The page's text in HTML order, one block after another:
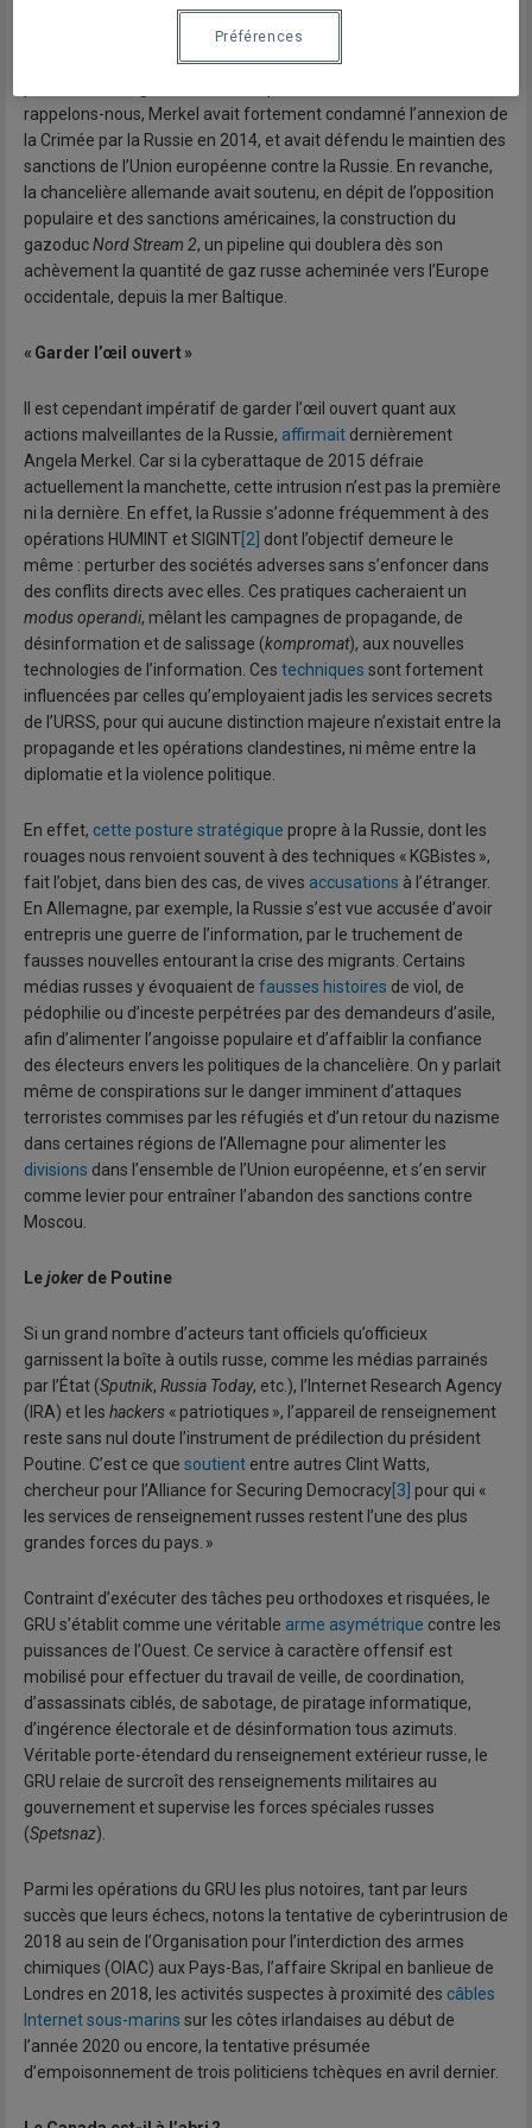
Entre souplesse et fermeté à l’égard de la Russie, la chancelière
allemande s’est pourtant montrée pragmatique quant à la
poursuite de ses relations avec Moscou, jugeant qu’il était
rappelons-nous, Merkel avait fortement condamné l’annexion de
la Crimée par la Russie en 2014, et avait défendu le maintien des
sanctions de l’Union européenne contre la Russie. En revanche,
la chancelière allemande avait soutenu, en dépit de l’opposition
populaire et des sanctions américaines, la construction du
gazoducNord Stream 2, un pipeline qui doublera dès son
achèvement la quantité de gaz russe acheminée vers l’Europe
occidentale, depuis la mer Baltique.
« Garder l’œil ouvert »
Il est cependant impératif de garder l’œil ouvert quant aux
actions malveillantes de la Russie, affirmait dernièrement
Angela Merkel. Car si la cyberattaque de 2015 défraie
actuellement la manchette, cette intrusion n’est pas la première
ni la dernière. En effet, la Russie s’adonne fréquemment à des
opérations HUMINT et SIGINT [2] dont l’objectif demeure le
même : perturber des sociétés adverses sans s’enfoncer dans
des conflits directs avec elles. Ces pratiques cacheraient un
modus operandi, mêlant les campagnes de propagande, de
désinformation et de salissage (kompromat), aux nouvelles
technologies de l’information. Ces techniques sont fortement
influencées par celles qu’employaient jadis les services secrets
de l’URSS, pour qui aucune distinction majeure n’existait entre la
propagande et les opérations clandestines, ni même entre la
diplomatie et la violence politique.
En effet, cette posture stratégique propre à la Russie, dont les
rouages nous renvoient souvent à des techniques « KGBistes »,
fait l’objet, dans bien des cas, de vives accusations à l’étranger.
En Allemagne, par exemple, la Russie s’est vue accusée d’avoir
entrepris une guerre de l’information, par le truchement de
fausses nouvelles entourant la crise des migrants. Certains
médias russes y évoquaient de fausses histoires de viol, de
pédophilie ou d’inceste perpétrées par des demandeurs d’asile,
afin d’alimenter l’angoisse populaire et d’affaiblir la confiance
des électeurs envers les politiques de la chancelière. On y parlait
même de conspirations sur le danger imminent d’attaques
terroristes commises par les réfugiés et d’un retour du nazisme
dans certaines régions de l’Allemagne pour alimenter les
divisions dans l’ensemble de l’Union européenne, et s’en servir
comme levier pour entraîner l’abandon des sanctions contre
Moscou.
Lejokerde Poutine
Si un grand nombre d’acteurs tant officiels qu’officieux
garnissent la boîte à outils russe, comme les médias parrainés
par l’État (Sputnik, Russia Today, etc.), l’Internet Research Agency
(IRA) et les hackers « patriotiques », l’appareil de renseignement
reste sans nul doute l’instrument de prédilection du président
Poutine. C’est ce que soutient entre autres Clint Watts,
chercheur pour l’Alliance for Securing Democracy [3] pour qui «
les services de renseignement russes restent l’une des plus
grandes forces du pays. »
Contraint d’exécuter des tâches peu orthodoxes et risquées, le
GRU s’établit comme une véritable arme asymétrique contre les
puissances de l’Ouest. Ce service à caractère offensif est
mobilisé pour effectuer du travail de veille, de coordination,
d’assassinats ciblés, de sabotage, de piratage informatique,
d’ingérence électorale et de désinformation tous azimuts.
Véritable porte-étendard du renseignement extérieur russe, le
GRU relaie de surcroît des renseignements militaires au
gouvernement et supervise les forces spéciales russes
(Spetsnaz).
Parmi les opérations du GRU les plus notoires, tant par leurs
succès que leurs échecs, notons la tentative de cyberintrusion de
2018 au sein de l’Organisation pour l’interdiction des armes
chimiques (OIAC) aux Pays-Bas, l’affaire Skripal en banlieue de
Londres en 2018, les activités suspectes à proximité des câbles
Internet sous-marins sur les côtes irlandaises au début de
l’année 2020 ou encore, la tentative présumée
d’empoisonnement de trois politiciens tchèques en avril dernier.
Préférences